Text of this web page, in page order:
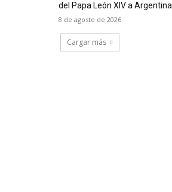
del Papa León XIV a Argentina
8 de agosto de 2026
Cargar más